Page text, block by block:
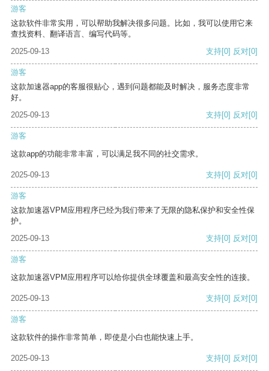
游客
这款软件非常实用，可以帮助我解决很多问题。比如，我可以使用它来
查找资料、翻译语言、编写代码等。
2025-09-13
支持[0] 反对[0]
游客
这款加速器app的客服很贴心，遇到问题都能及时解决，服务态度非常
好。
2025-09-13
支持[0] 反对[0]
游客
这款app的功能非常丰富，可以满足我不同的社交需求。
2025-09-13 支持[0] 反对[0]
游客
这款加速器VPM应用程序已经为我们带来了无限的隐私保护和安全性保
护。
2025-09-13
支持[0] 反对[0]
游客
这款加速器VPM应用程序可以给你提供全球覆盖和最高安全性的连接。
2025-09-13 支持[0] 反对[0]
游客
这款软件的操作非常简单，即使是小白也能快速上手。
2025-09-13 支持[0] 反对[0]